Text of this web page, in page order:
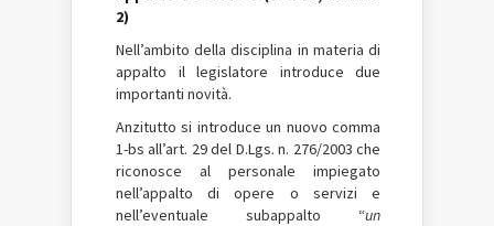
2)
Nell’ambito della disciplina in materia di
appalto il legislatore introduce due
importanti novità.
Anzitutto si introduce un nuovo comma
1-bs all’art. 29 del D.Lgs. n. 276/2003 che
riconosce al personale impiegato
nell’appalto di opere o servizi e
nell’eventuale subappalto “un